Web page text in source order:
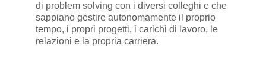
di problem solving con i diversi colleghi e che
sappiano gestire autonomamente il proprio
tempo, i propri progetti, i carichi di lavoro, le
relazioni e la propria carriera.